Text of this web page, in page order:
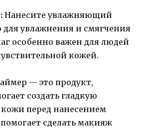
Нанесите увлажняющий
для увлажнения и смягчения
особенно важен для людей
кожей.
— это продукт,
создать гладкую
перед нанесением
сделать макияж